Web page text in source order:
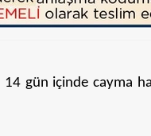
gün içinde cayma